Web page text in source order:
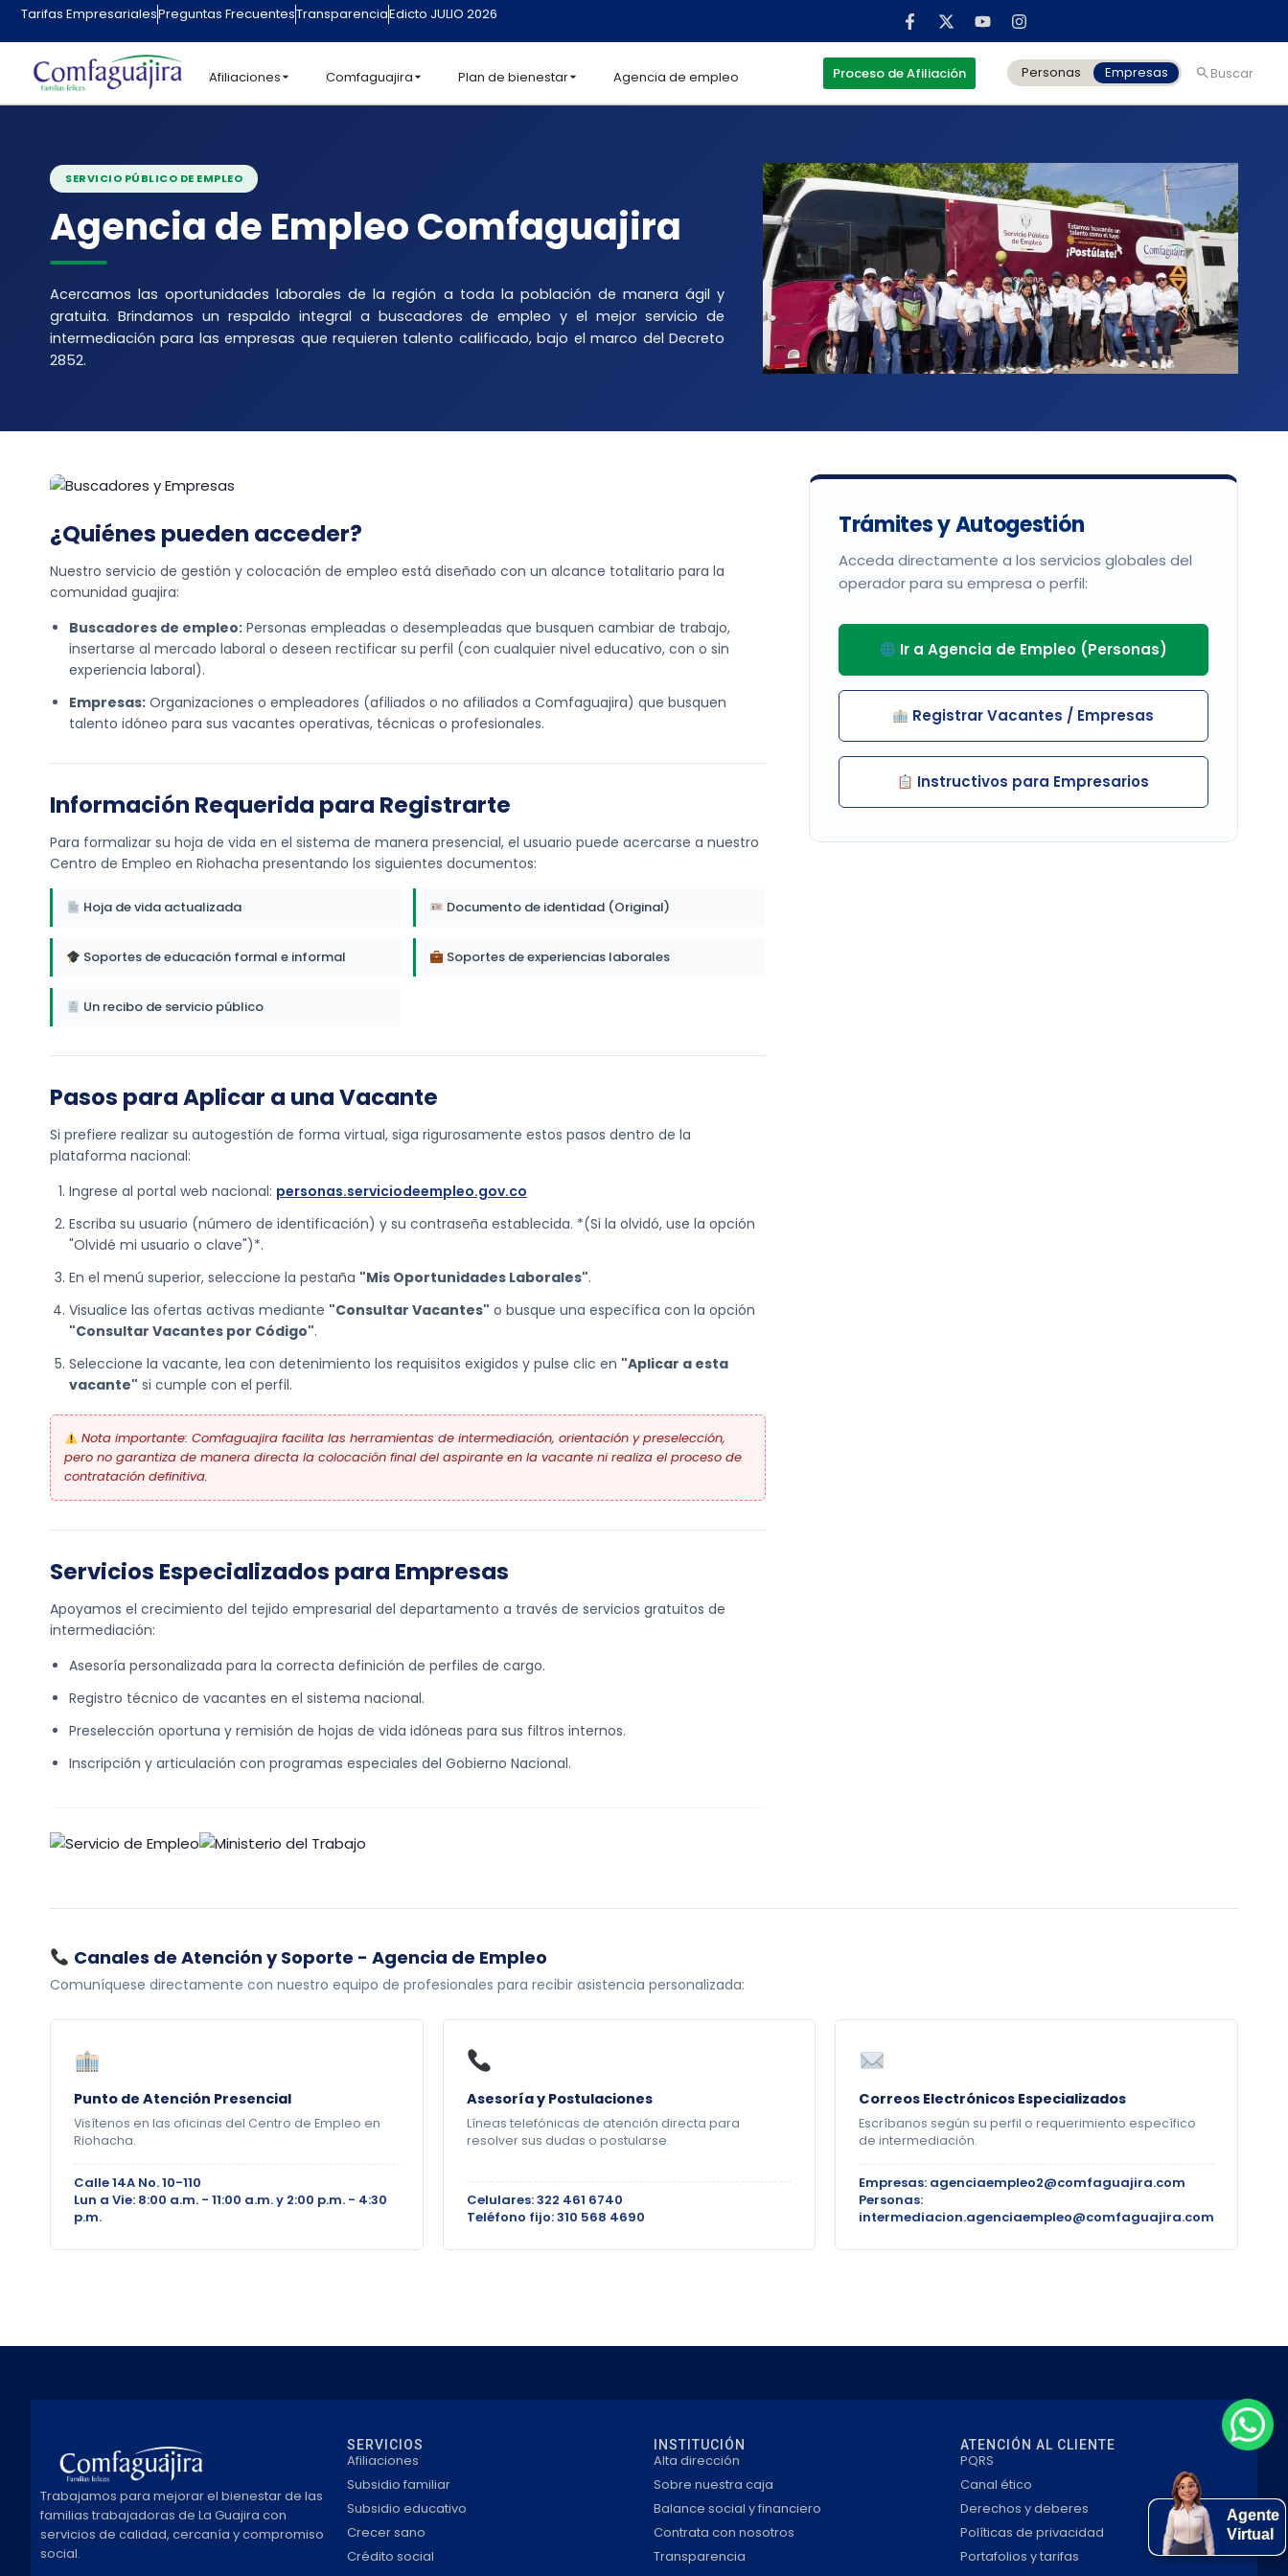
contenido
Tarifas EmpresarialesPreguntas FrecuentesTransparenciaEdicto JULIO 2026
Afiliaciones Comfaguajira Plan de bienestar Agencia de empleo Proceso de Afiliación Personas Empresas Buscar
SERVICIO PÚBLICO DE EMPLEO
Agencia de Empleo Comfaguajira
Acercamos las oportunidades laborales de la región a toda la población de manera ágil y
gratuita. Brindamos un respaldo integral a buscadores de empleo y el mejor servicio de
intermediación para las empresas que requieren talento calificado, bajo el marco del Decreto
2852.
¿Quiénes pueden acceder?
Nuestro servicio de gestión y colocación de empleo está diseñado con un alcance totalitario para la
comunidad guajira:
Buscadores de empleo: Personas empleadas o desempleadas que busquen cambiar de trabajo,
insertarse al mercado laboral o deseen rectificar su perfil (con cualquier nivel educativo, con o sin
experiencia laboral).
Empresas: Organizaciones o empleadores (afiliados o no afiliados a Comfaguajira) que busquen
talento idóneo para sus vacantes operativas, técnicas o profesionales.
Información Requerida para Registrarte
Para formalizar su hoja de vida en el sistema de manera presencial, el usuario puede acercarse a nuestro
Centro de Empleo en Riohacha presentando los siguientes documentos:
Hoja de vida actualizada Documento de identidad (Original)
Soportes de educación formal e informal Soportes de experiencias laborales
Un recibo de servicio público
Pasos para Aplicar a una Vacante
Si prefiere realizar su autogestión de forma virtual, siga rigurosamente estos pasos dentro de la
plataforma nacional:
Ingrese al portal web nacional: personas.serviciodeempleo.gov.co
Escriba su usuario (número de identificación) y su contraseña establecida. *(Si la olvidó, use la opción
"Olvidé mi usuario o clave")*.
En el menú superior, seleccione la pestaña "Mis Oportunidades Laborales".
Visualice las ofertas activas mediante "Consultar Vacantes" o busque una específica con la opción
"Consultar Vacantes por Código".
Seleccione la vacante, lea con detenimiento los requisitos exigidos y pulse clic en "Aplicar a esta
vacante" si cumple con el perfil.
Nota importante: Comfaguajira facilita las herramientas de intermediación, orientación y preselección,
pero no garantiza de manera directa la colocación final del aspirante en la vacante ni realiza el proceso de
contratación definitiva.
Servicios Especializados para Empresas
Apoyamos el crecimiento del tejido empresarial del departamento a través de servicios gratuitos de
intermediación:
Asesoría personalizada para la correcta definición de perfiles de cargo.
Registro técnico de vacantes en el sistema nacional.
Preselección oportuna y remisión de hojas de vida idóneas para sus filtros internos.
Inscripción y articulación con programas especiales del Gobierno Nacional.
Trámites y Autogestión
Acceda directamente a los servicios globales del
operador para su empresa o perfil:
Ir a Agencia de Empleo (Personas)
Registrar Vacantes / Empresas
Instructivos para Empresarios
Canales de Atención y Soporte - Agencia de Empleo
Comuníquese directamente con nuestro equipo de profesionales para recibir asistencia personalizada:
Punto de Atención Presencial
Visítenos en las oficinas del Centro de Empleo en
Riohacha.
Calle 14A No. 10-110
Lun a Vie: 8:00 a.m. - 11:00 a.m. y 2:00 p.m. - 4:30
p.m.
Asesoría y Postulaciones
Líneas telefónicas de atención directa para
resolver sus dudas o postularse.
Celulares: 322 461 6740
Teléfono fijo: 310 568 4690
Correos Electrónicos Especializados
Escríbanos según su perfil o requerimiento específico
de intermediación.
Empresas: agenciaempleo2@comfaguajira.com
Personas:
intermediacion.agenciaempleo@comfaguajira.com
Trabajamos para mejorar el bienestar de las
familias trabajadoras de La Guajira con
servicios de calidad, cercanía y compromiso
social.
SERVICIOS
Afiliaciones
Subsidio familiar
Subsidio educativo
Crecer sano
Crédito social
INSTITUCIÓN
Alta dirección
Sobre nuestra caja
Balance social y financiero
Contrata con nosotros
Transparencia
ATENCIÓN AL CLIENTE
PQRS
Canal ético
Derechos y deberes
Políticas de privacidad
Portafolios y tarifas
Agente
Virtual